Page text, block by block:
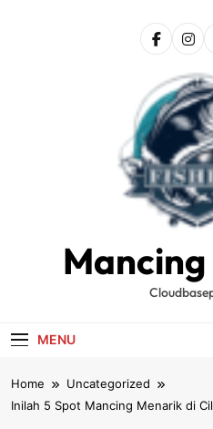
MENU
Home
Uncategorized
Inilah 5 Spot Mancing Menarik di